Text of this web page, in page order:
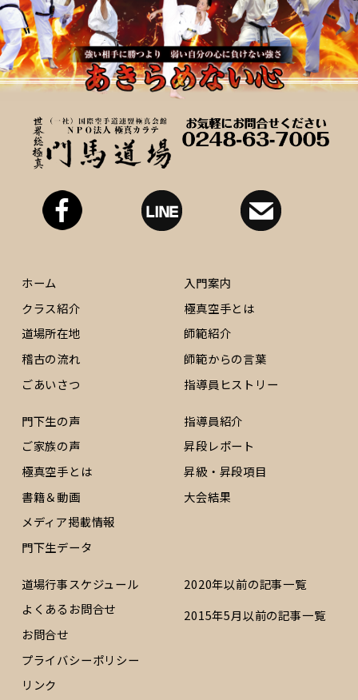
ホーム
クラス紹介
道場所在地
稽古の流れ
ごあいさつ
入門案内
極真空手とは
師範紹介
師範からの言葉
指導員ヒストリー
門下生の声
ご家族の声
極真空手とは
書籍＆動画
メディア掲載情報
門下生データ
指導員紹介
昇段レポート
昇級・昇段項目
大会結果
道場行事スケジュール
よくあるお問合せ
お問合せ
プライバシーポリシー
リンク
2020年以前の記事一覧
2015年5月以前の記事一覧